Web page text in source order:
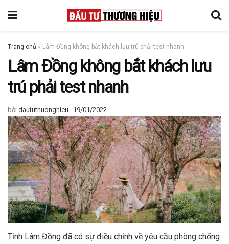
Trang chủ » Lâm Đồng không bắt khách lưu trú phải test nhanh
Lâm Đồng không bắt khách lưu
trú phải test nhanh
bởi daututhuonghieu 19/01/2022
Tỉnh Lâm Đồng đã có sự điều chỉnh về yêu cầu phòng chống